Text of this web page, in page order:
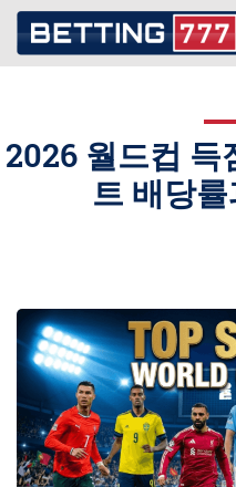
2026 월드컵 득
트 배당